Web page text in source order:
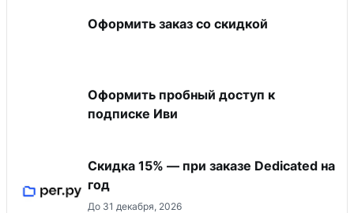
Оформить заказ со скидкой
Оформить пробный доступ к
подписке Иви
Скидка 15% — при заказе Dedicated на
год
До 31 декабря, 2026